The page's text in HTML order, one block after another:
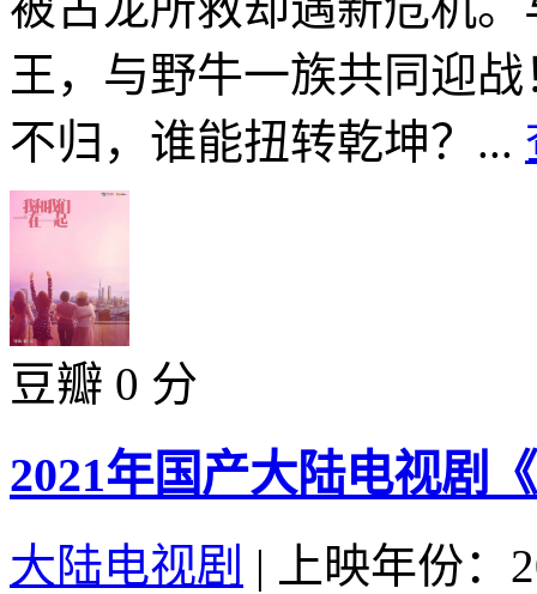
王，与野牛一族共同迎
不归，谁能扭转乾坤？...
豆瓣 0 分
2021年国产大陆电视剧
大陆电视剧 |
上映年份：